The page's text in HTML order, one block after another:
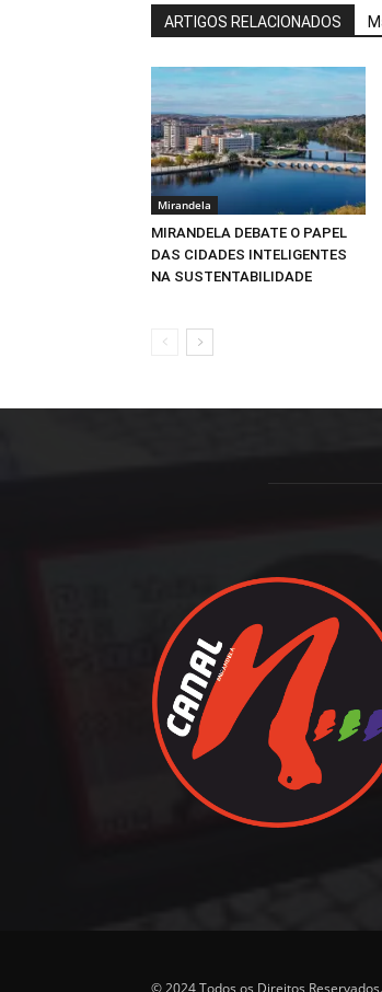
ARTIGOS RELACIONADOS
Mirandela
MIRANDELA DEBATE O PAPEL
DAS CIDADES INTELIGENTES
NA SUSTENTABILIDADE
© 2024 Todos os Direitos